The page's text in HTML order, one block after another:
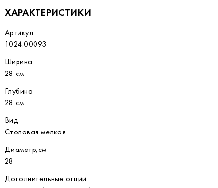
ХАРАКТЕРИСТИКИ
Артикул
1024.00093
Ширина
28 см
Глубина
28 см
Вид
Столовая мелкая
Диаметр,см
28
Дополнительные опции